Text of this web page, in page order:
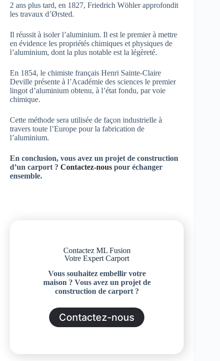
2 ans plus tard, en 1827, Friedrich Wöhler approfondit
les travaux d’Ørsted.
Il réussit à isoler l’aluminium. Il est le premier à mettre
en évidence les propriétés chimiques et physiques de
l’aluminium, dont la plus notable est la légèreté.
En 1854, le chimiste français Henri Sainte-Claire
Deville présente à l’Académie des sciences le premier
lingot d’aluminium obtenu, à l’état fondu, par voie
chimique.
Cette méthode sera utilisée de façon industrielle à
travers toute l’Europe pour la fabrication de
l’aluminium.
En conclusion, vous avez un projet de construction
d’un carport ? Contactez-nous pour échanger
ensemble.
Contactez ML Fusion
Votre Expert Carport
Vous souhaitez embellir votre
maison ? Vous avez un projet de
construction de carport ?
Contactez-nous